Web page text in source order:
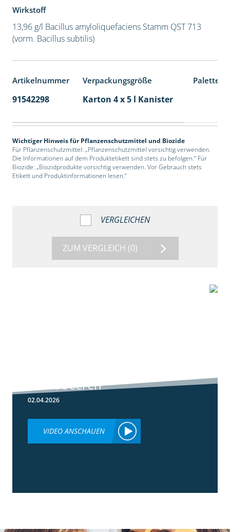
Wirkstoff
13,96 g/l Bacillus amyloliquefaciens Stamm QST 713
(vorm. Bacillus subtilis)
Artikelnummer Verpackungsgröße
91542298 Karton 4 x 5 l Kanister
Wichtiger Hinweis für Pflanzenschutzmittel und Biozide
Für Pflanzenschutzmittel: „Pflanzenschutzmittel vorsichtig verwenden.
Die Informationen auf dem Produktetikett sind stets zu befolgen.“ Für
Biozide: „Biozidprodukte vorsichtig verwenden. Vor Gebrauch stets
Etikett und Produktinformationen lesen.“
VERGLEICHEN
ZUM VERGLEICH (0)
in Erdbeeren
02.04.2026
VIDEO ANSCHAUEN